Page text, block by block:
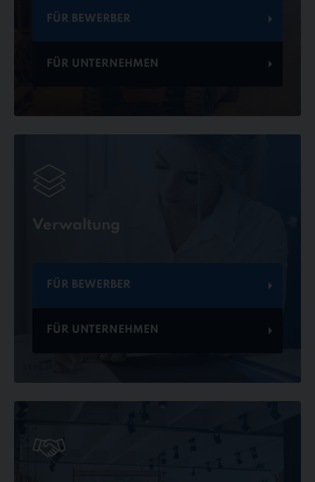
FÜR BEWERBER
FÜR UNTERNEHMEN
Verwaltung
FÜR BEWERBER
FÜR UNTERNEHMEN